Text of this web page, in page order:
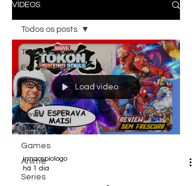
VÍDEOS
Todos os posts
Em destaque
Vídeos
Nossos Vídeos
News
Filmes
Games
Anime
Series
Todos os posts
Load video
irmaospiologo
há 1 dia